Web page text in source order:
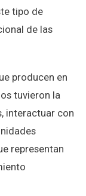
tipo de
de las
producen en
tuvieron la
interactuar con
representan